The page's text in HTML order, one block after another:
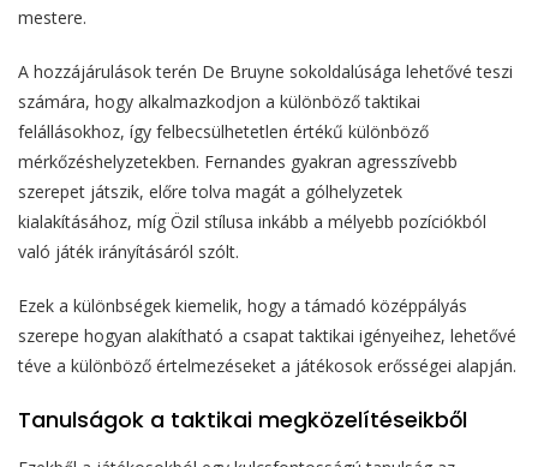
mestere.
A hozzájárulások terén De Bruyne sokoldalúsága lehetővé teszi
számára, hogy alkalmazkodjon a különböző taktikai
felállásokhoz, így felbecsülhetetlen értékű különböző
mérkőzéshelyzetekben. Fernandes gyakran agresszívebb
szerepet játszik, előre tolva magát a gólhelyzetek
kialakításához, míg Özil stílusa inkább a mélyebb pozíciókból
való játék irányításáról szólt.
Ezek a különbségek kiemelik, hogy a támadó középpályás
szerepe hogyan alakítható a csapat taktikai igényeihez, lehetővé
téve a különböző értelmezéseket a játékosok erősségei alapján.
Tanulságok a taktikai megközelítéseikből